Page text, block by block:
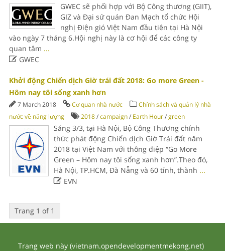
GWEC sẽ phối hợp với Bộ Công thương (GIIT),
GIZ và Đại sứ quán Đan Mạch tổ chức Hội
nghị Điện gió Việt Nam đầu tiên tại Hà Nội
vào ngày 7 tháng 6.Hội nghị này là cơ hội để các công ty
quan tâm ...
GWEC
Khởi động Chiến dịch Giờ trái đất 2018: Go more Green -
Hôm nay tôi sống xanh hơn
7 March 2018 Cơ quan nhà nước
Chính sách và quản lý nhà
nước về năng lượng
2018/campaign/ Earth Hour/green
Sáng 3/3, tại Hà Nội, Bộ Công Thương chính
thức phát động Chiến dịch Giờ Trái đất năm
2018 tại Việt Nam với thông điệp “Go More
Green – Hôm nay tôi sống xanh hơn”.Theo đó,
Hà Nội, TP.HCM, Đà Nẵng và 60 tỉnh, thành ...
EVN
Trang 1 of 1
Trang web này (vietnam.opendevelopmentmekong.net)